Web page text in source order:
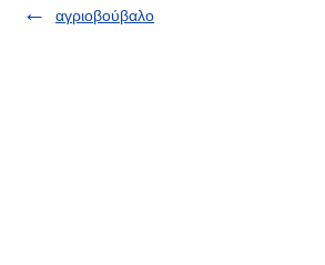
αγριοβούβαλο